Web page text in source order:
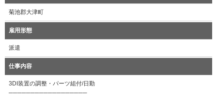
菊池郡大津町
雇用形態
派遣
仕事内容
3DI装置の調整・パーツ組付/日勤
──────────────────